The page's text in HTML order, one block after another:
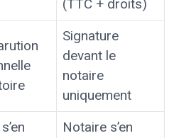
(TTC + droits)
Signature
devant le
notaire
uniquement
Notaire s’en